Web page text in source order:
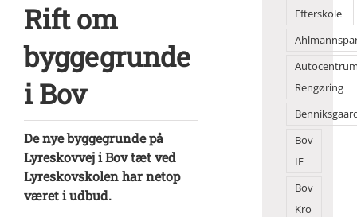
Rift om
byggegrunde
i Bov
De nye byggegrunde på
Lyreskovvej i Bov tæt ved
Lyreskovskolen har netop
været i udbud.
Efterskole
Rengøring
Bov
IF
Bov
Kro